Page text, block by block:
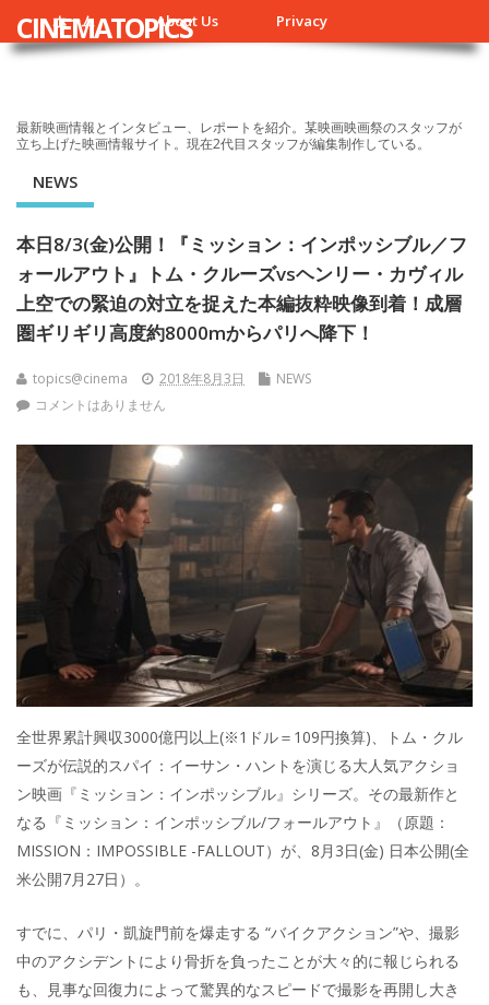
ホーム About Us Privacy
CINEMATOPICS
最新映画情報とインタビュー、レポートを紹介。某映画映画祭のスタッフが
立ち上げた映画情報サイト。現在2代目スタッフが編集制作している。
NEWS
本日8/3(金)公開！『ミッション：インポッシブル／フ
ォールアウト』トム・クルーズvsヘンリー・カヴィル
上空での緊迫の対立を捉えた本編抜粋映像到着！成層
圏ギリギリ高度約8000mからパリへ降下！
topics@cinema 2018年8月3日
NEWS
コメントはありません
全世界累計興収3000億円以上(※1ドル＝109円換算)、トム・クル
ーズが伝説的スパイ：イーサン・ハントを演じる大人気アクショ
ン映画『ミッション：インポッシブル』シリーズ。その最新作と
なる『ミッション：インポッシブル/フォールアウト』（原題：
MISSION：IMPOSSIBLE -FALLOUT）が、8月3日(金) 日本公開(全
米公開7月27日）。
すでに、パリ・凱旋門前を爆走する “バイクアクション”や、撮影
中のアクシデントにより骨折を負ったことが大々的に報じられる
も、見事な回復力によって驚異的なスピードで撮影を再開し大き